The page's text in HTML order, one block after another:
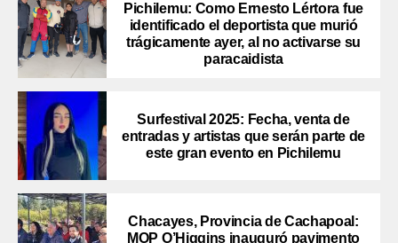
Pichilemu: Como Ernesto Lértora fue
identificado el deportista que murió
trágicamente ayer, al no activarse su
paracaidista
Surfestival 2025: Fecha, venta de
entradas y artistas que serán parte de
este gran evento en Pichilemu
Chacayes, Provincia de Cachapoal:
MOP O’Higgins inauguró pavimento